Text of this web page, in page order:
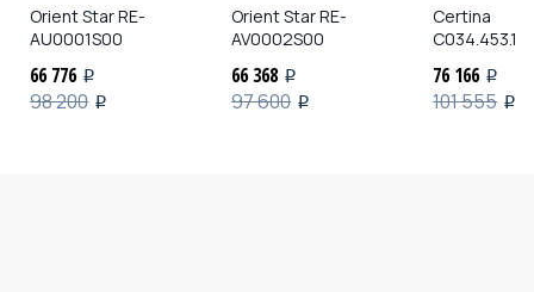
Orient StarRE-
AU0001S00
66 776 i
98 200 i
Orient StarRE-
AV0002S00
66 368 i
97 600 i
Certina
76 166 i
101 555 i